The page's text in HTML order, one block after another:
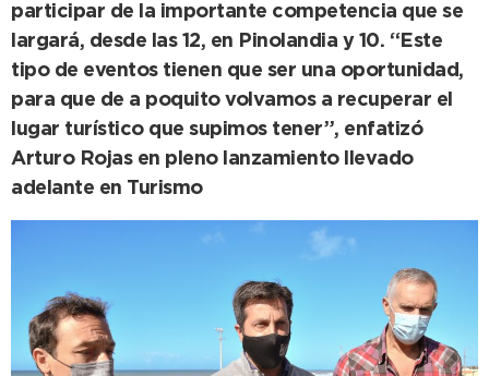
participar de la importante competencia que se
largará, desde las 12, en Pinolandia y 10. “Este
tipo de eventos tienen que ser una oportunidad,
para que de a poquito volvamos a recuperar el
lugar turístico que supimos tener”, enfatizó
Arturo Rojas en pleno lanzamiento llevado
adelante en Turismo